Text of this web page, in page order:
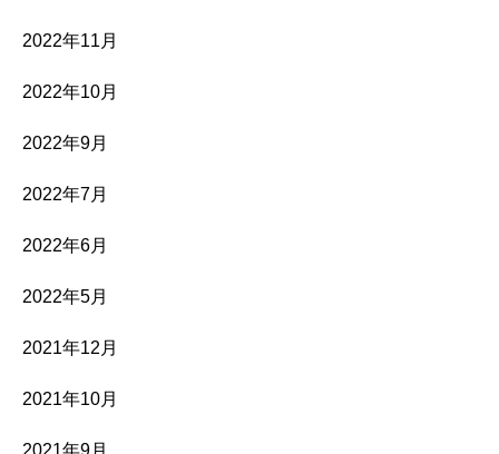
2022年11月
2022年10月
2022年9月
2022年7月
2022年6月
2022年5月
2021年12月
2021年10月
2021年9月